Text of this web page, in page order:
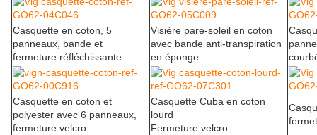
Casquette en coton, 5
panneaux, bande et
fermeture réfléchissante.
Visière pare-soleil en coton
avec bande anti-transpiration
en éponge.
Casquette en coton et
polyester avec 6 panneaux,
fermeture velcro.
Casquette Cuba en coton
lourd
Fermeture velcro